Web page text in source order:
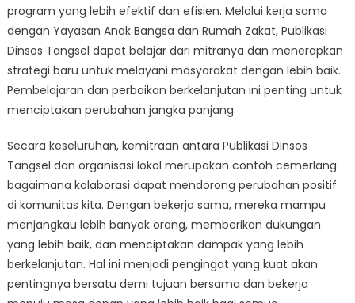
program yang lebih efektif dan efisien. Melalui kerja sama
dengan Yayasan Anak Bangsa dan Rumah Zakat, Publikasi
Dinsos Tangsel dapat belajar dari mitranya dan menerapkan
strategi baru untuk melayani masyarakat dengan lebih baik.
Pembelajaran dan perbaikan berkelanjutan ini penting untuk
menciptakan perubahan jangka panjang.
Secara keseluruhan, kemitraan antara Publikasi Dinsos
Tangsel dan organisasi lokal merupakan contoh cemerlang
bagaimana kolaborasi dapat mendorong perubahan positif
di komunitas kita. Dengan bekerja sama, mereka mampu
menjangkau lebih banyak orang, memberikan dukungan
yang lebih baik, dan menciptakan dampak yang lebih
berkelanjutan. Hal ini menjadi pengingat yang kuat akan
pentingnya bersatu demi tujuan bersama dan bekerja